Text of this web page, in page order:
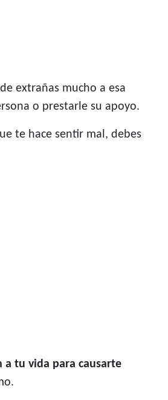
extrañas mucho a esa
o prestarle su apoyo.
te hace sentir mal, debes
a tu vida para causarte